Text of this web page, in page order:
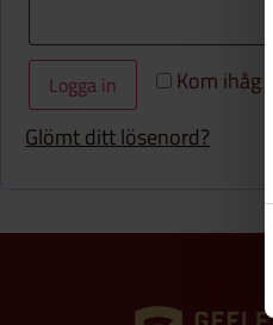
Kom ihåg
Logga in
Glömt ditt lösenord?